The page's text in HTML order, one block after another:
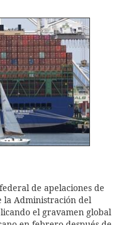
de apelaciones de
la Administración del
el gravamen global